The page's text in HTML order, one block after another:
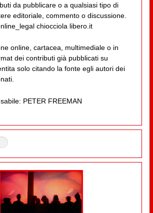
da pubblicare o a qualsiasi tipo di
editoriale, commento o discussione.
chiocciola libero.it
online, cartacea, multimediale o in
dei contributi già pubblicati su
solo citando la fonte egli autori dei
PETER FREEMAN